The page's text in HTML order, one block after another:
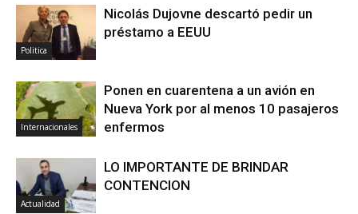
Politica
Nicolás Dujovne descartó pedir un
préstamo a EEUU
Internacionales
Ponen en cuarentena a un avión en
Nueva York por al menos 10 pasajeros
enfermos
Actualidad
LO IMPORTANTE DE BRINDAR
CONTENCION